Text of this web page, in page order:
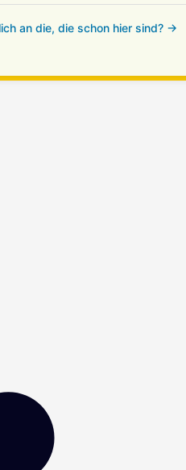
an die, die schon hier sind? →